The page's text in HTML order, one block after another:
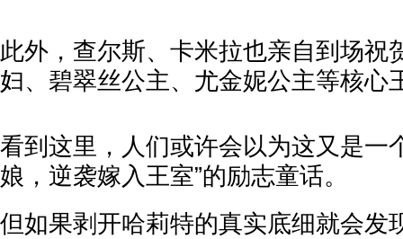
此外，查尔斯、卡米拉也亲自到场祝
妇、碧翠丝公主、尤金妮公主等核心
看到这里，人们或许会以为这又是一
娘，逆袭嫁入王室”的励志童话。
但如果剥开哈莉特的真实底细就会发